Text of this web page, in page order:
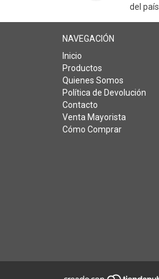
del país
NAVEGACIÓN
Inicio
Productos
Quienes Somos
Política de Devolución
Contacto
Venta Mayorista
Cómo Comprar